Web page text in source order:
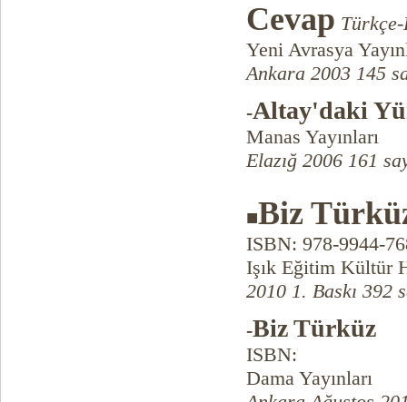
Cevap
Yeni Avrasya
Ankara 2003 145
-Altay'daki
Manas Yayınları
Elazığ 2006 161
■Biz
ISBN: 978-9944-
Işık Eğitim Kültür
2010 1. Baskı 392
-Biz Türküz
ISBN:
Dama Yayınları